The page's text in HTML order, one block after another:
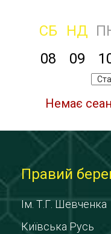
СБ НД
08
09
Немає
Правий
Ім. Т.Г. Шевченка
Київська Русь